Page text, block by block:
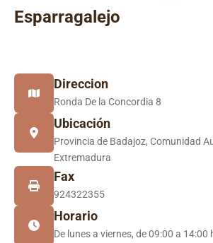
Esparragalejo
Direccion
Ronda De la Concordia 8
Ubicación
Provincia de Badajoz, Comunidad
Extremadura
Fax
924322355
Horario
De lunes a viernes, de 09:00 a 14:00